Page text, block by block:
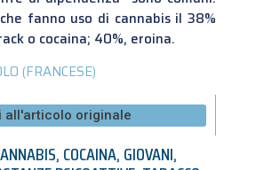
fanno uso di cannabis il 38%
o cocaina; 40%, eroina.
(FRANCESE)
all'articolo originale
,COCAINA,GIOVANI,